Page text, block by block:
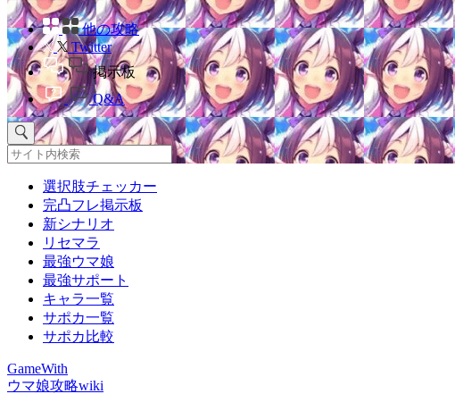
他の攻略
Twitter
掲示板
Q&A
選択肢チェッカー
完凸フレ掲示板
新シナリオ
リセマラ
最強ウマ娘
最強サポート
キャラ一覧
サポカ一覧
サポカ比較
GameWith
ウマ娘攻略wiki